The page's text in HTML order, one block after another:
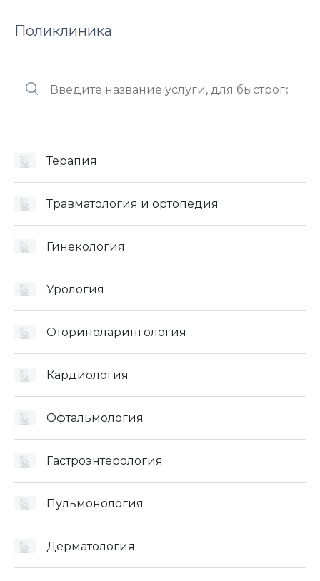
Поликлиника
Терапия
Травматология и ортопедия
Гинекология
Урология
Оториноларингология
Кардиология
Офтальмология
Гастроэнтерология
Пульмонология
Дерматология